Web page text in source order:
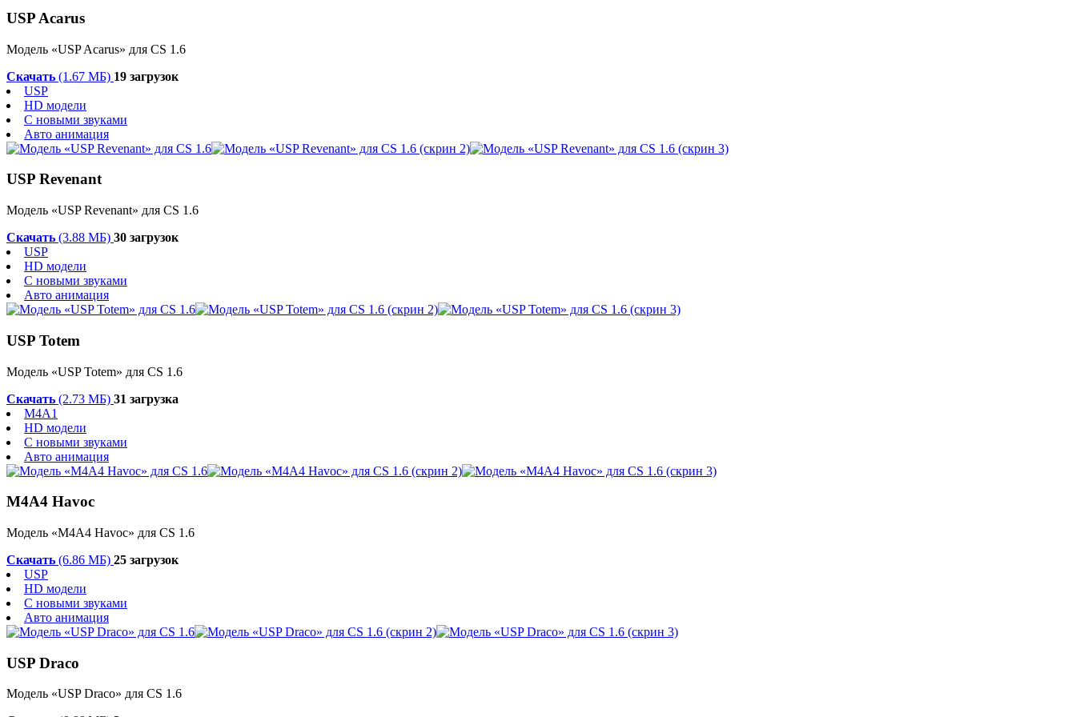
USP Acarus
Модель «USP Acarus» для CS 1.6
Скачать (1.67 МБ) 19 загрузок
USP
HD модели
С новыми звуками
Авто анимация
USP Revenant
Модель «USP Revenant» для CS 1.6
Скачать (3.88 МБ) 30 загрузок
USP
HD модели
С новыми звуками
Авто анимация
USP Totem
Модель «USP Totem» для CS 1.6
Скачать (2.73 МБ) 31 загрузка
M4A1
HD модели
С новыми звуками
Авто анимация
M4A4 Havoc
Модель «M4A4 Havoc» для CS 1.6
Скачать (6.86 МБ) 25 загрузок
USP
HD модели
С новыми звуками
Авто анимация
USP Draco
Модель «USP Draco» для CS 1.6